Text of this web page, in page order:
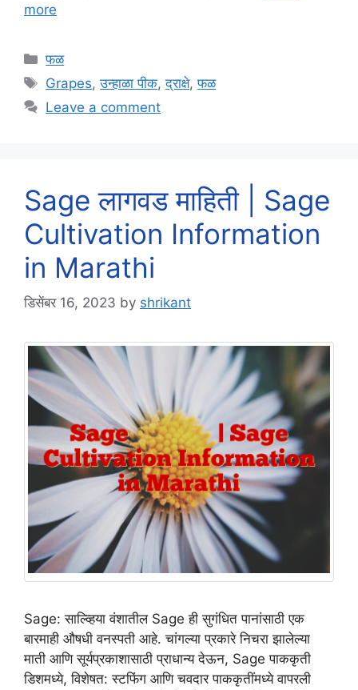
more
Categories
फळ
Tags
Grapes,उन्हाळा पीक,द्राक्षे,फळ
Leave a comment
Sage लागवड माहिती | Sage
Cultivation Information
in Marathi
डिसेंबर 16, 2023 by shrikant
Sage: साल्व्हिया वंशातील Sage ही सुगंधित पानांसाठी एक
बारमाही औषधी वनस्पती आहे. चांगल्या प्रकारे निचरा झालेल्या
माती आणि सूर्यप्रकाशासाठी प्राधान्य देऊन, Sage पाककृती
डिशमध्ये, विशेषत: स्टफिंग आणि चवदार पाककृतींमध्ये वापरली